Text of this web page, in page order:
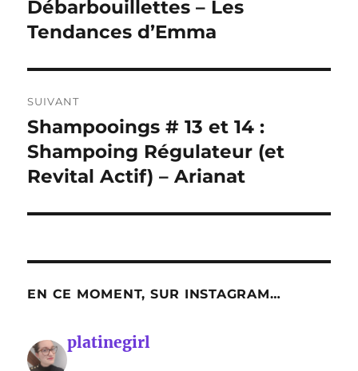
l’article
précédente :
Débarbouillettes – Les
Tendances d’Emma
SUIVANT
Publication
suivante :
Shampooings # 13 et 14 :
Shampoing Régulateur (et
Revital Actif) – Arianat
EN CE MOMENT, SUR INSTAGRAM…
platinegirl